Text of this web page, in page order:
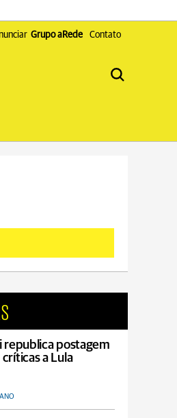
Grupo aRede Contato
republica postagem
a Lula